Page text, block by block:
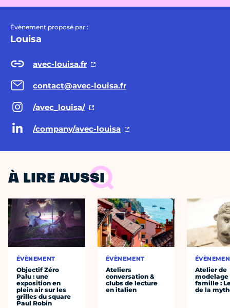
Évènement proposé par :
Louisa
avec-louisa.fr
contact@avec-louisa.fr
/avec_louisa/
/company/avec-louisa
À LIRE AUSSI
ÉVÈNEMENT
Objectif Zéro
Palu : une
exposition en
plein air sur les
grilles du square
Paul Robin
ÉVÈNEMENT
Ateliers
conversation &
clubs de lecture
en italien
Atelier de
modelage
famille :
de la